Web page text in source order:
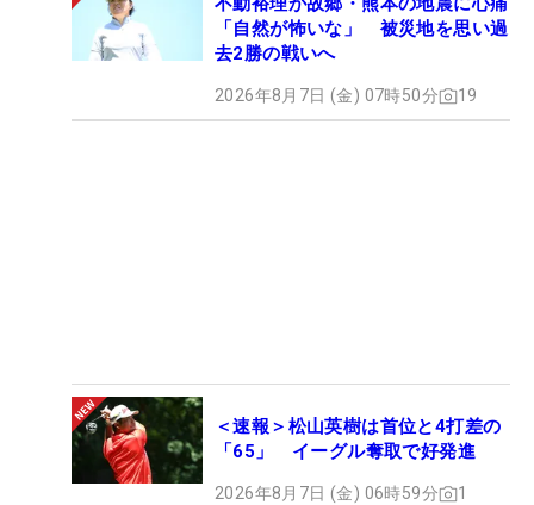
「自然が怖いな」 被災地を思い過
去2勝の戦いへ
2026年8月7日 (金) 07時50分 19
＜速報＞松山英樹は首位と4打差の
「65」 イーグル奪取で好発進
2026年8月7日 (金) 06時59分 1